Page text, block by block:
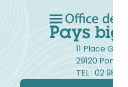
11 Place
29120 Pont-
TEL : 02 98 82